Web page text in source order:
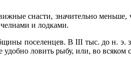
снасти, значительно
челнами и лодками.
поселенцев. В III тыс. до н. э.
ловить рыбу, или, во